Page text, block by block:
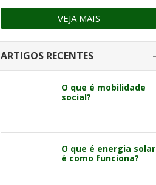
VEJA MAIS
ARTIGOS RECENTES
O que é mobilidade
social?
O que é energia solar
é como funciona?